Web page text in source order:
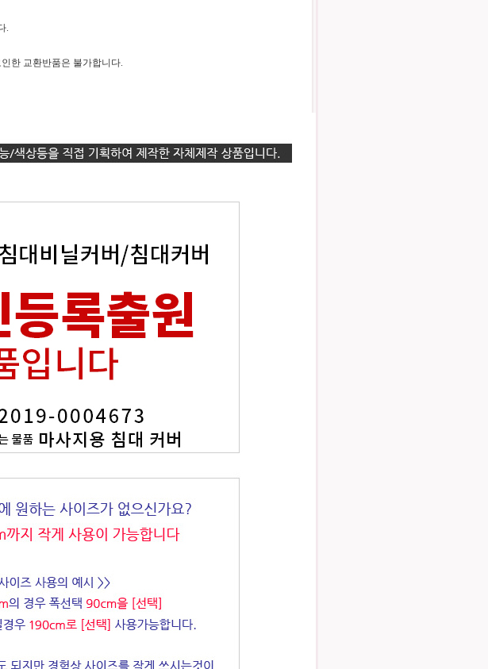
.
한 교환반품은 불가합니다.